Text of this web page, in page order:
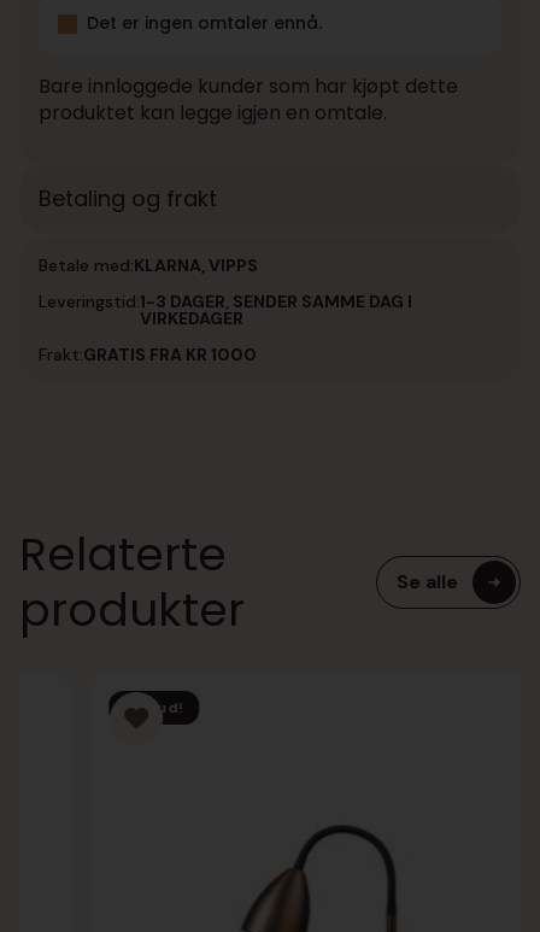
Det er ingen omtaler ennå.
Bare innloggede kunder som har kjøpt dette
produktet kan legge igjen en omtale.
Betaling og frakt
Betale med:KLARNA, VIPPS
Leveringstid:1-3 DAGER, SENDER SAMME DAG I
VIRKEDAGER
Frakt:GRATIS FRA KR 1000
Relaterte
produkter
Se alle
Tilbud!